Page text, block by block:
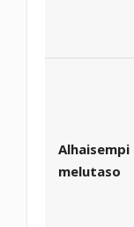
Alhaisempi
melutaso